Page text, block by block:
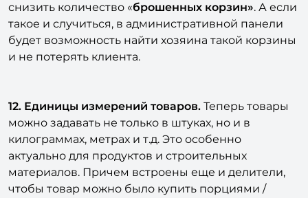
снизить количество «брошенных корзин». А если
такое и случиться, в административной панели
будет возможность найти хозяина такой корзины
и не потерять клиента.
12. Единицы измерений товаров. Теперь товары
можно задавать не только в штуках, но и в
килограммах, метрах и т.д. Это особенно
актуально для продуктов и строительных
материалов. Причем встроены еще и делители,
чтобы товар можно было купить порциями /